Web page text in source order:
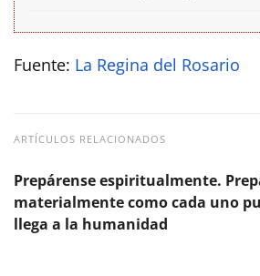
Fuente: La Regina del Rosario
ARTÍCULOS RELACIONADOS
Prepárense espiritualmente.
materialmente como cada uno
llega a la humanidad